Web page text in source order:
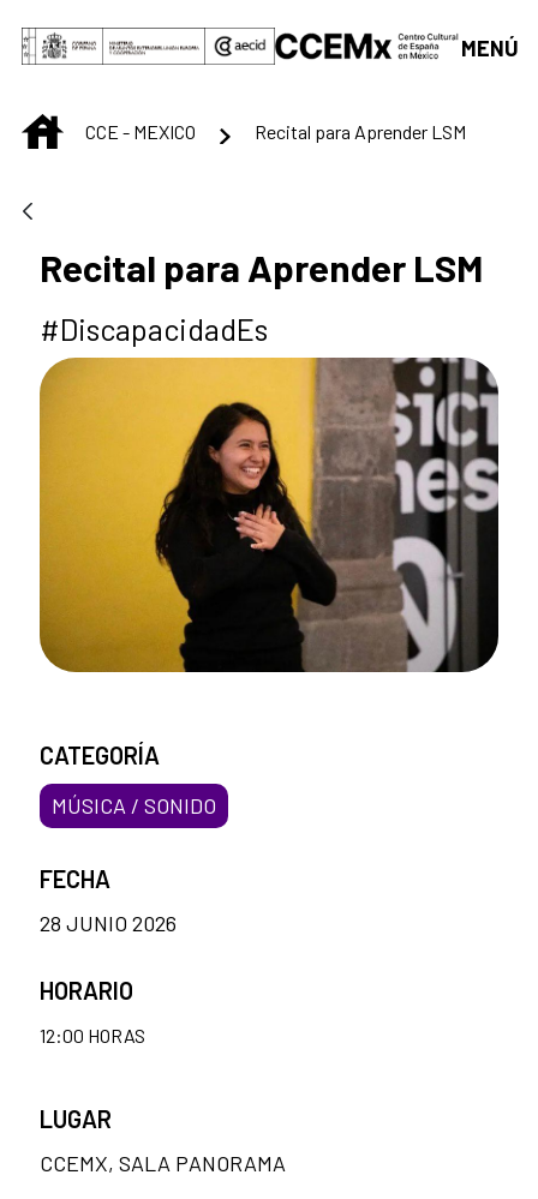
Saltar al contenido principal
MENÚ
INICIOCCE - MEXICO Recital para Aprender LSM
Recital para Aprender LSM
#DiscapacidadEs
CATEGORÍA
MÚSICA / SONIDO
FECHA
28 JUNIO 2026
HORARIO
12:00 HORAS
LUGAR
CCEMX, SALA PANORAMA